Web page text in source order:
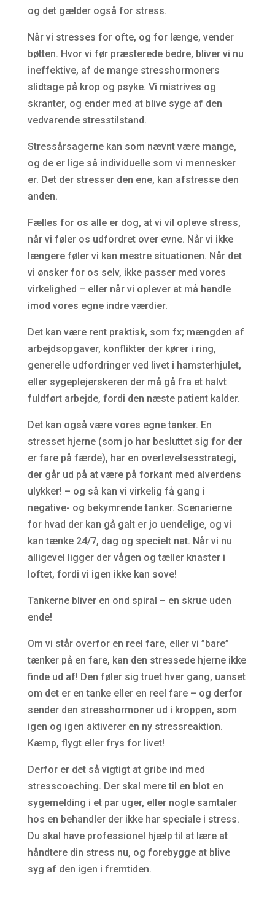
og det gælder også for stress.
Når vi stresses for ofte, og for længe, vender
bøtten. Hvor vi før præsterede bedre, bliver vi nu
ineffektive, af de mange stresshormoners
slidtage på krop og psyke. Vi mistrives og
skranter, og ender med at blive syge af den
vedvarende stresstilstand.
Stressårsagerne kan som nævnt være mange,
og de er lige så individuelle som vi mennesker
er. Det der stresser den ene, kan afstresse den
anden.
Fælles for os alle er dog, at vi vil opleve stress,
når vi føler os udfordret over evne. Når vi ikke
længere føler vi kan mestre situationen. Når det
vi ønsker for os selv, ikke passer med vores
virkelighed – eller når vi oplever at må handle
imod vores egne indre værdier.
Det kan være rent praktisk, som fx; mængden af
arbejdsopgaver, konflikter der kører i ring,
generelle udfordringer ved livet i hamsterhjulet,
eller sygeplejerskeren der må gå fra et halvt
fuldført arbejde, fordi den næste patient kalder.
Det kan også være vores egne tanker. En
stresset hjerne (som jo har besluttet sig for der
er fare på færde), har en overlevelsesstrategi,
der går ud på at være på forkant med alverdens
ulykker! – og så kan vi virkelig få gang i
negative- og bekymrende tanker. Scenarierne
for hvad der kan gå galt er jo uendelige, og vi
kan tænke 24/7, dag og specielt nat. Når vi nu
alligevel ligger der vågen og tæller knaster i
loftet, fordi vi igen ikke kan sove!
Tankerne bliver en ond spiral – en skrue uden
ende!
Om vi står overfor en reel fare, eller vi ”bare”
tænker på en fare, kan den stressede hjerne ikke
finde ud af! Den føler sig truet hver gang, uanset
om det er en tanke eller en reel fare – og derfor
sender den stresshormoner ud i kroppen, som
igen og igen aktiverer en ny stressreaktion.
Kæmp, flygt eller frys for livet!
Derfor er det så vigtigt at gribe ind med
stresscoaching. Der skal mere til en blot en
sygemelding i et par uger, eller nogle samtaler
hos en behandler der ikke har speciale i stress.
Du skal have professionel hjælp til at lære at
håndtere din stress nu, og forebygge at blive
syg af den igen i fremtiden.